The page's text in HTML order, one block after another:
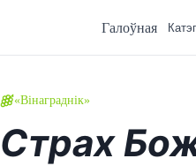
Галоўная
«Вінаграднік»
Страх